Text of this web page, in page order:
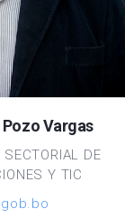
Vargas
SECTORIAL DE
Y TIC